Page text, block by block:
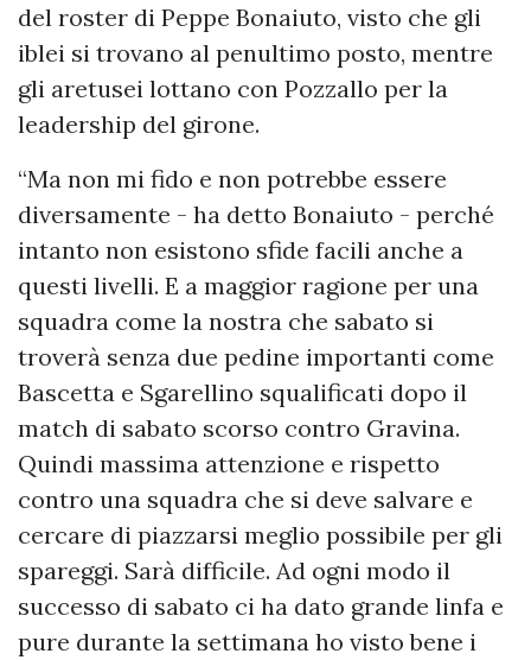
del roster di Peppe Bonaiuto, visto che gli
iblei si trovano al penultimo posto, mentre
gli aretusei lottano con Pozzallo per la
leadership del girone.
“Ma non mi fido e non potrebbe essere
diversamente - ha detto Bonaiuto - perché
intanto non esistono sfide facili anche a
questi livelli. E a maggior ragione per una
squadra come la nostra che sabato si
troverà senza due pedine importanti come
Bascetta e Sgarellino squalificati dopo il
match di sabato scorso contro Gravina.
Quindi massima attenzione e rispetto
contro una squadra che si deve salvare e
cercare di piazzarsi meglio possibile per gli
spareggi. Sarà difficile. Ad ogni modo il
successo di sabato ci ha dato grande linfa e
pure durante la settimana ho visto bene i